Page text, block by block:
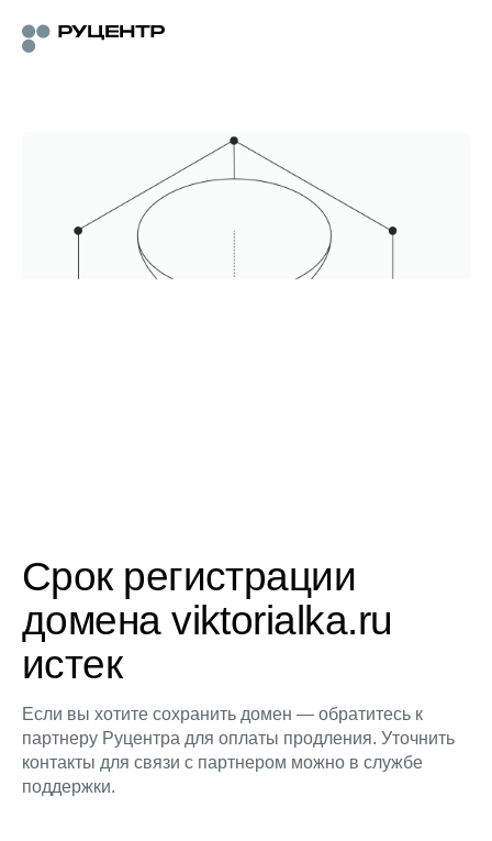
Срок регистрации
домена viktorialka.ru
истек
Если вы хотите сохранить домен — обратитесь к
партнеру Руцентра для оплаты продления. Уточнить
контакты для связи с партнером можно в службе
поддержки.